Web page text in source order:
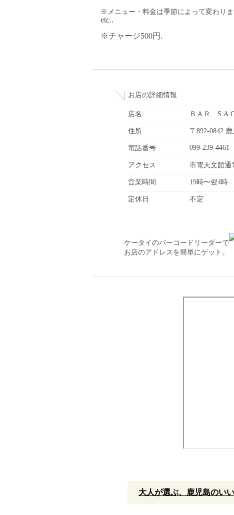
※メニュー・料金は季節によって変わりま
etc..
※チャージ500円.
お店の詳細情報
店名 ＢＡＲ
住所 〒892-0842
電話番号 099-239-4461
アクセス 市電天文館通
営業時間 19時〜翌4時
定休日 不定
ケータイのバーコードリーダーで
お店のアドレスを簡単にゲット。
大人が選ぶ、鹿児島のい